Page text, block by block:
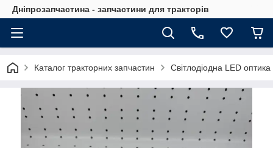
Дніпрозапчастина - запчастини для тракторів
Каталог тракторних запчастин Світлодіодна LED оптика